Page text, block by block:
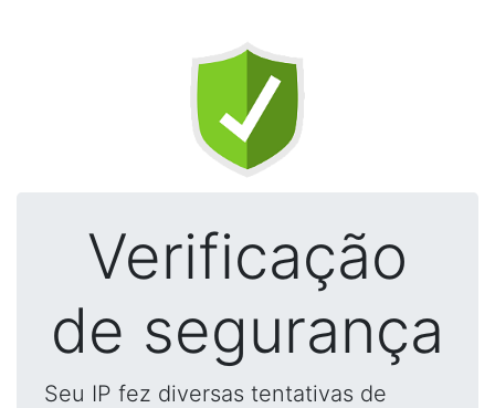
Verificação
de segurança
Seu IP fez diversas tentativas de